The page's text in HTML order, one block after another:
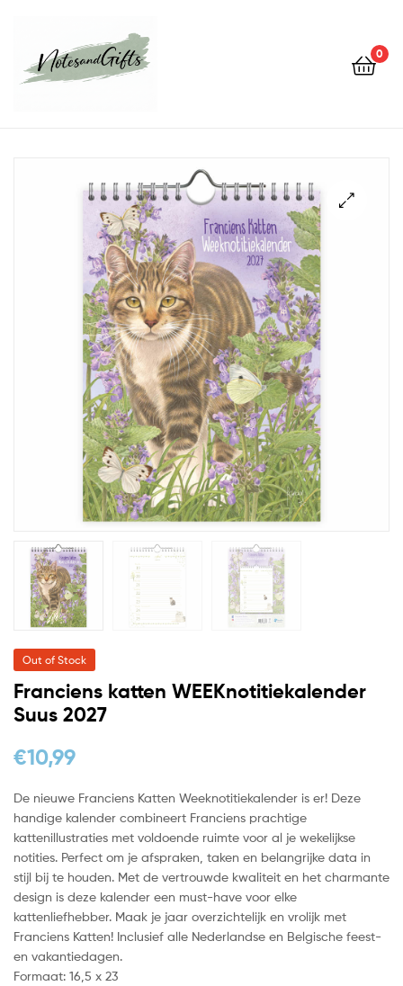
0
Out of Stock
Franciens katten WEEKnotitiekalender
Suus 2027
€10,99
De nieuwe Franciens Katten Weeknotitiekalender is er! Deze
handige kalender combineert Franciens prachtige
kattenillustraties met voldoende ruimte voor al je wekelijkse
notities. Perfect om je afspraken, taken en belangrijke data in
stijl bij te houden. Met de vertrouwde kwaliteit en het charmante
design is deze kalender een must-have voor elke
kattenliefhebber. Maak je jaar overzichtelijk en vrolijk met
Franciens Katten! Inclusief alle Nederlandse en Belgische feest-
en vakantiedagen.
Formaat: 16,5 x 23